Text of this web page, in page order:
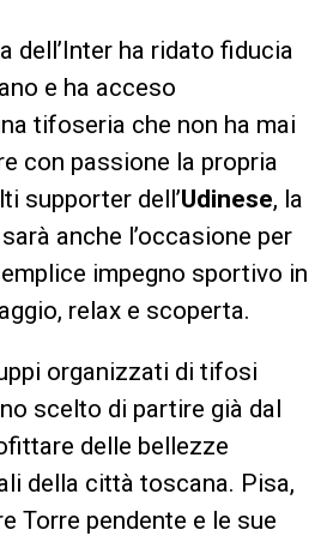
dell’Inter ha ridato fiducia
e ha acceso
tifoseria che non ha mai
con passione la propria
supporter dell’Udinese, la
anche l’occasione per
impegno sportivo in
relax e scoperta.
organizzati di tifosi
scelto di partire già dal
delle bellezze
della città toscana. Pisa,
Torre pendente e le sue